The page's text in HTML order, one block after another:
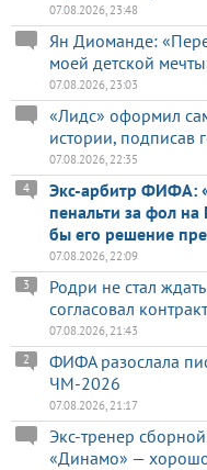
07.08.2026, 23:48
Ян Диоманде:
моей детской
07.08.2026, 23:03
«Лидс» оформил
истории, подписав
07.08.2026, 22:35
Экс-арбитр ФИФА:
пенальти за фол
бы его решение
4
07.08.2026, 22:09
Родри не стал
согласовал
3
07.08.2026, 21:43
ФИФА разослала
ЧМ-2026
2
07.08.2026, 21:17
Экс-тренер
«Динамо» —